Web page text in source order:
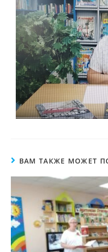
ВАМ ТАКЖЕ МОЖЕТ